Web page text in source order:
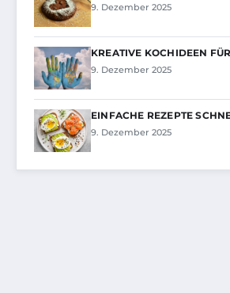
9. Dezember 2025
KREATIVE KOCHIDEEN
9. Dezember 2025
EINFACHE REZEPTE
9. Dezember 2025